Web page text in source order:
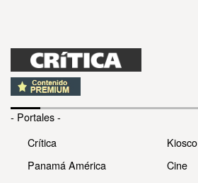
- Portales -
Crítica
Panamá América
Kiosco
Cine